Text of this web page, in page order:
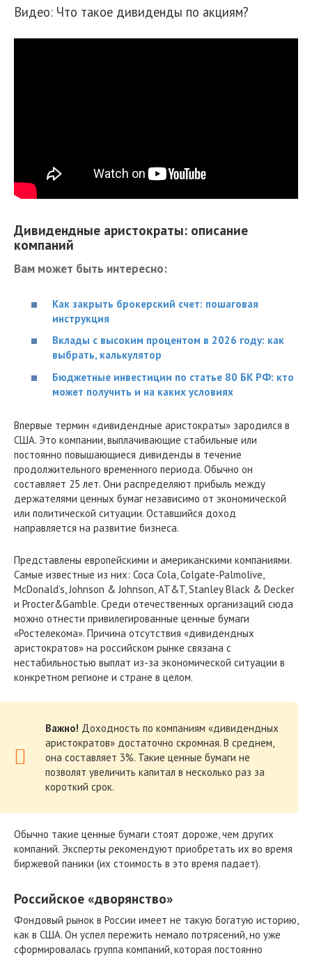
Видео: Что такое дивиденды по акциям?
Дивидендные аристократы: описание
компаний
Вам может быть интересно:
Как закрыть брокерский счет: пошаговая
инструкция
Вклады с высоким процентом в 2026 году: как
выбрать, калькулятор
Бюджетные инвестиции по статье 80 БК РФ: кто
может получить и на каких условиях
Впервые термин «дивидендные аристократы» зародился в
США. Это компании, выплачивающие стабильные или
постоянно повышающиеся дивиденды в течение
продолжительного временного периода. Обычно он
составляет 25 лет. Они распределяют прибыль между
держателями ценных бумаг независимо от экономической
или политической ситуации. Оставшийся доход
направляется на развитие бизнеса.
Представлены европейскими и американскими компаниями.
Самые известные из них: Coca Cola, Colgate-Palmolive,
McDonald’s, Johnson & Johnson, AT&T, Stanley Black & Decker
и Procter&Gamble. Среди отечественных организаций сюда
можно отнести привилегированные ценные бумаги
«Ростелекома». Причина отсутствия «дивидендных
аристократов» на российском рынке связана с
нестабильностью выплат из-за экономической ситуации в
конкретном регионе и стране в целом.
Важно! Доходность по компаниям «дивидендных
аристократов» достаточно скромная. В среднем,
она составляет 3%. Такие ценные бумаги не
позволят увеличить капитал в несколько раз за
короткий срок.
Обычно такие ценные бумаги стоят дороже, чем других
компаний. Эксперты рекомендуют приобретать их во время
биржевой паники (их стоимость в это время падает).
Российское «дворянство»
Фондовый рынок в России имеет не такую богатую историю,
как в США. Он успел пережить немало потрясений, но уже
сформировалась группа компаний, которая постоянно